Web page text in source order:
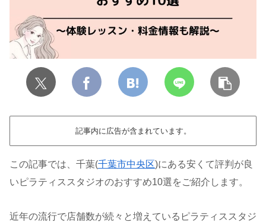
記事内に広告が含まれています。
この記事では、千葉(千葉市中央区)にある安くて評判が良
いピラティススタジオのおすすめ10選をご紹介します。
近年の流行で店舗数が続々と増えているピラティススタジ